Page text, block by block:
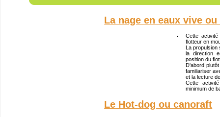
La nage en eaux vive
Cette
flotteur en
La
la direction
position du
D'abord
familiariser
et la lecture
Cette
minimum de
Le Hot-dog ou canoraft